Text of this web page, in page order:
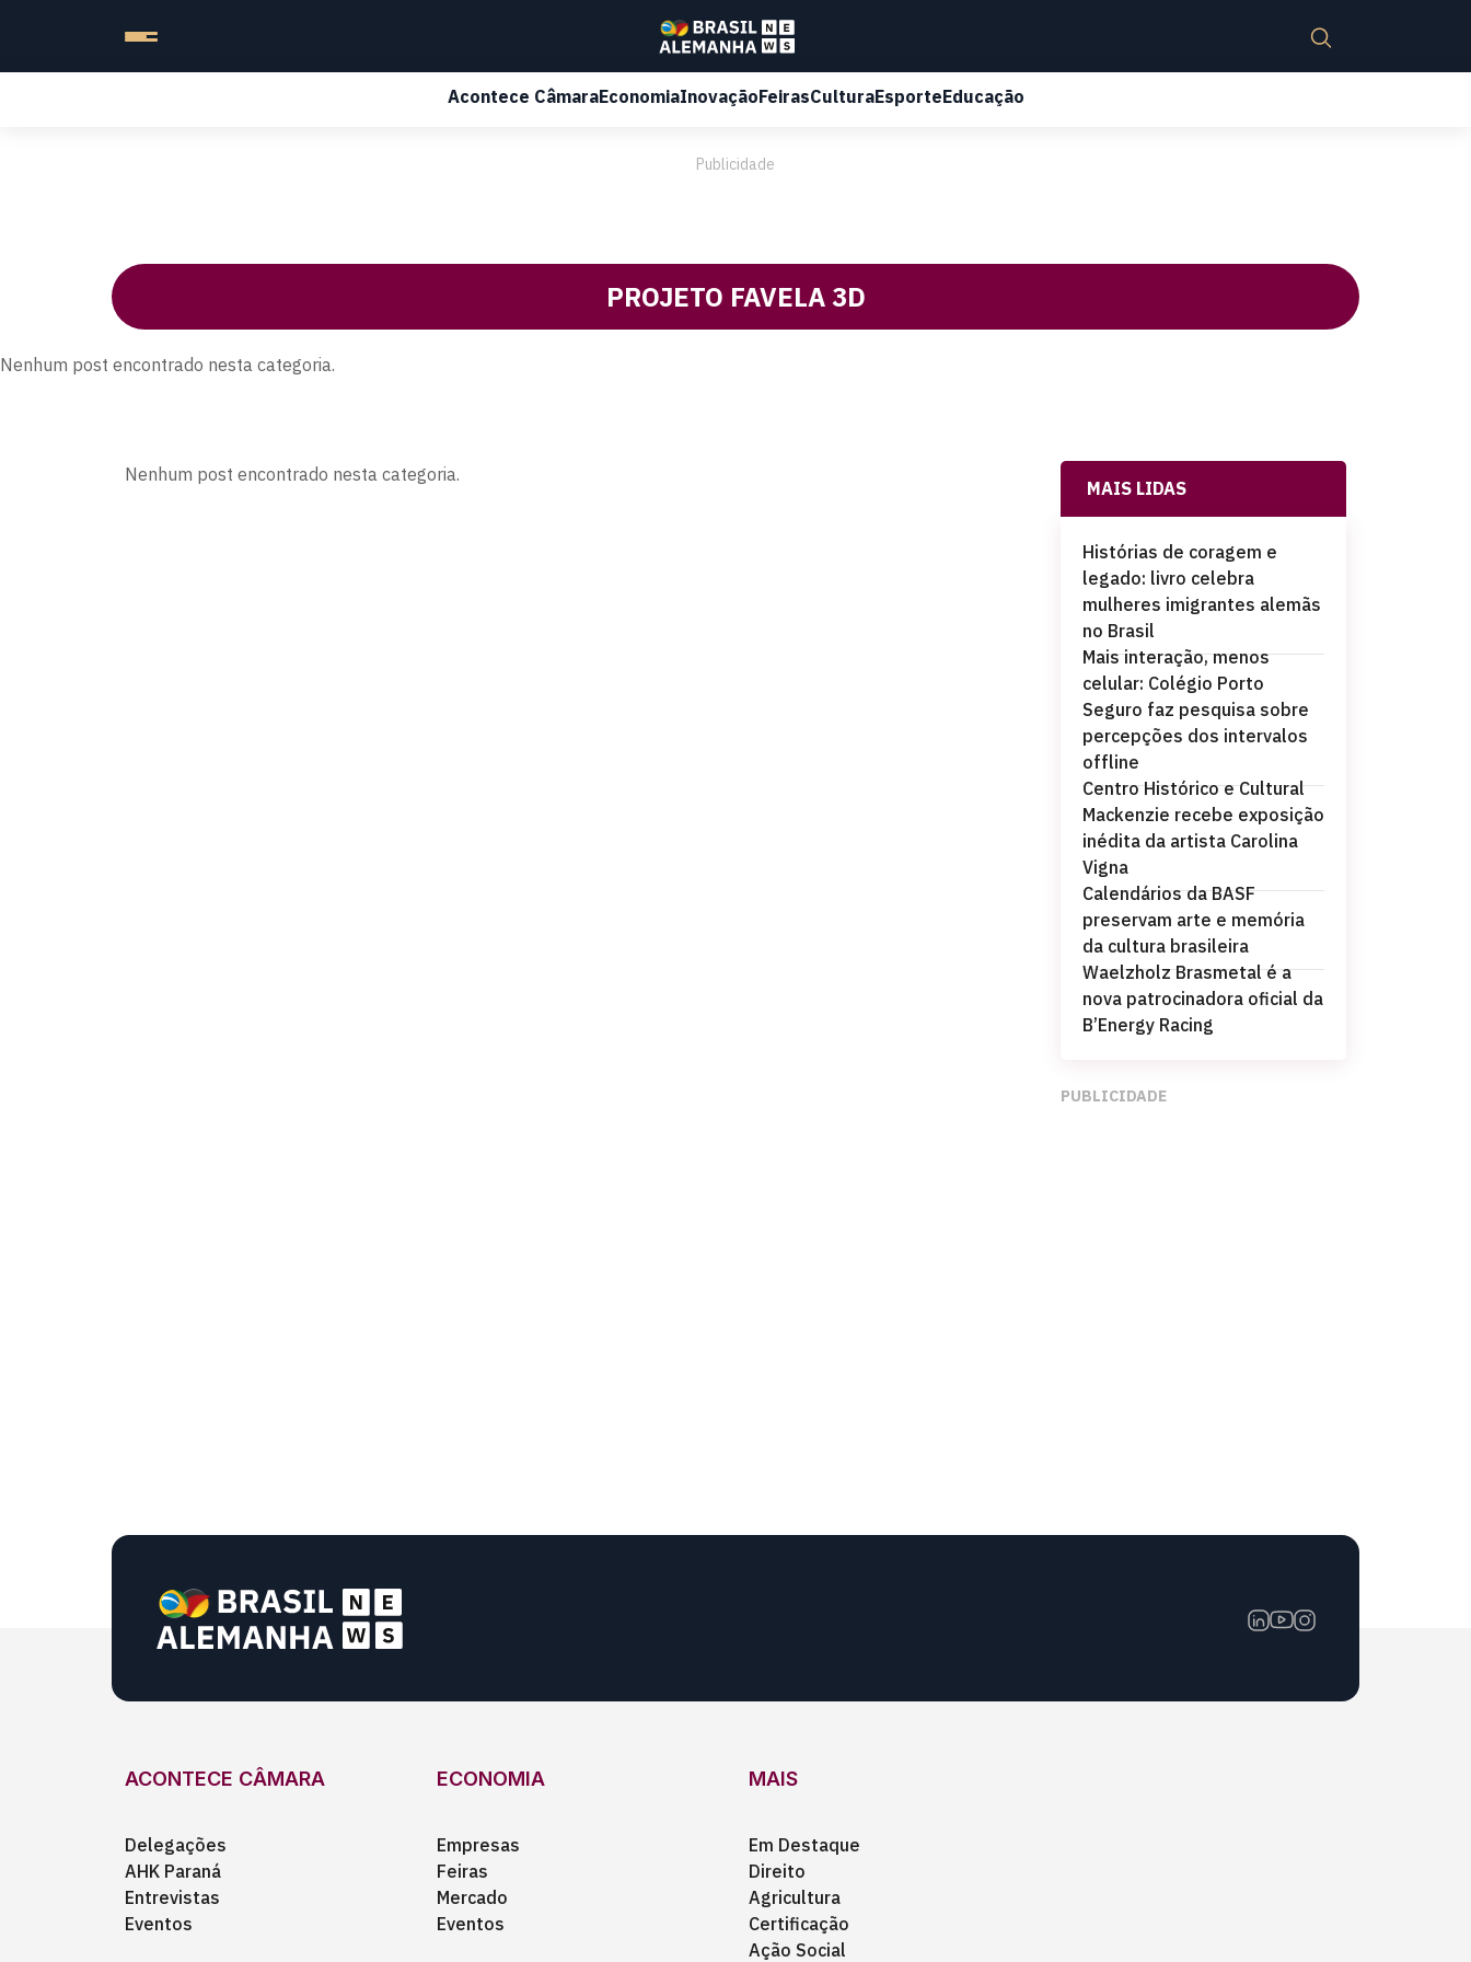
Acontece CâmaraEconomiaInovaçãoFeirasCulturaEsporteEducação
Publicidade
PROJETO FAVELA 3D
Nenhum post encontrado nesta categoria.
Nenhum post encontrado nesta categoria.
MAIS LIDAS
Histórias de coragem e
legado: livro celebra
mulheres imigrantes alemãs
no Brasil
Mais interação, menos
celular: Colégio Porto
Seguro faz pesquisa sobre
percepções dos intervalos
offline
Centro Histórico e Cultural
Mackenzie recebe exposição
inédita da artista Carolina
Vigna
Calendários da BASF
preservam arte e memória
da cultura brasileira
Waelzholz Brasmetal é a
nova patrocinadora oficial da
B’Energy Racing
PUBLICIDADE
ACONTECE CÂMARA
Delegações
AHK Paraná
Entrevistas
Eventos
ECONOMIA
Empresas
Feiras
Mercado
Eventos
MAIS
Em Destaque
Direito
Agricultura
Certificação
Ação Social